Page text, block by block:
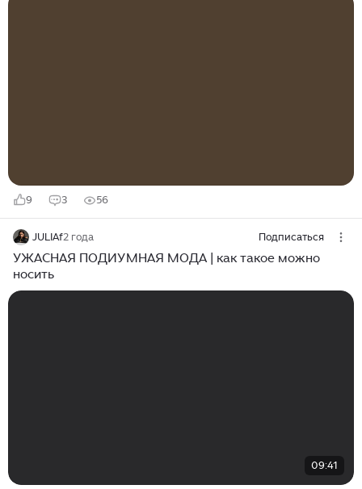
9 3 56
JULIAf2 года Подписаться
УЖАСНАЯ ПОДИУМНАЯ МОДА | как такое можно
носить
09:41